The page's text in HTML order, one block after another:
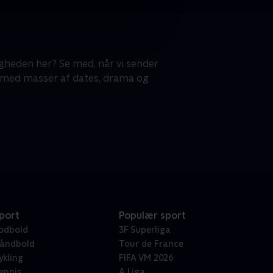
her? Se med, når vi sender
masser af dates, drama og
Populær sport
3F Superliga
Tour de France
FIFA VM 2026